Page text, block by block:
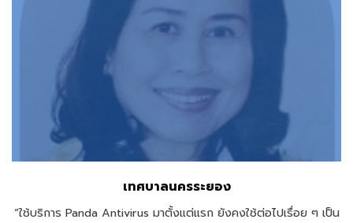
เทศบาลนครระยอง
“ใช้บริการ Panda Antivirus มาตั้งแต่แรก ยังคงใช้ต่อไปเรื่อย ๆ เป็น